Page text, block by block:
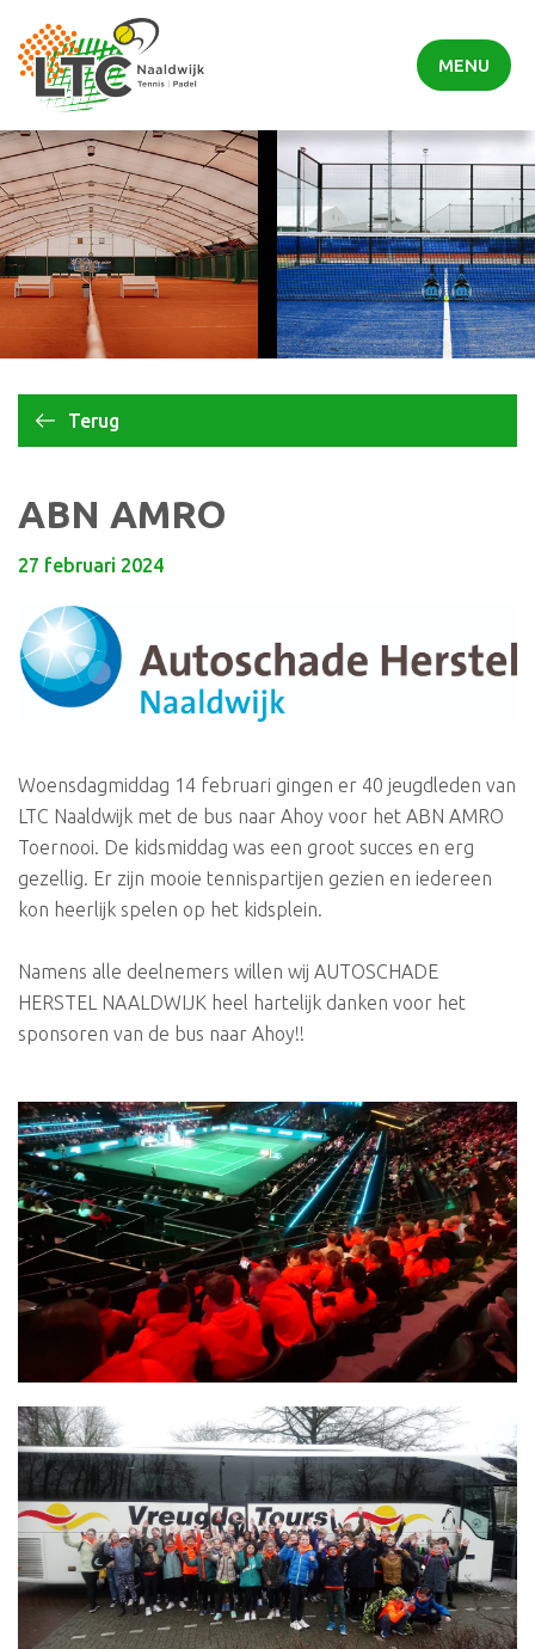
MENU
Terug
ABN AMRO
27 februari 2024
Woensdagmiddag 14 februari gingen er 40 jeugdleden van
LTC Naaldwijk met de bus naar Ahoy voor het ABN AMRO
Toernooi. De kidsmiddag was een groot succes en erg
gezellig. Er zijn mooie tennispartijen gezien en iedereen
kon heerlijk spelen op het kidsplein.
Namens alle deelnemers willen wij AUTOSCHADE
HERSTEL NAALDWIJK heel hartelijk danken voor het
sponsoren van de bus naar Ahoy!!